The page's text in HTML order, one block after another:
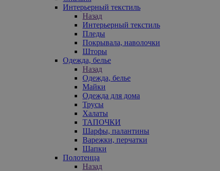
Интерьерный текстиль
Назад
Интерьерный текстиль
Пледы
Покрывала, наволочки
Шторы
Одежда, белье
Назад
Одежда, белье
Майки
Одежда для дома
Трусы
Халаты
ТАПОЧКИ
Шарфы, палантины
Варежки, перчатки
Шапки
Полотенца
Назад